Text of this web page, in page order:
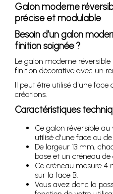
Galon moderne
précise et modulable
Besoin d’un galon
finition soignée ?
Le galon moderne
finition décorative avec un
Il peut être utilisé d'une face
créations.
Caractéristiques
Ce galon réversible
utilisé d'une face ou
De largeur 13 mm,
base et un créneau de
Ce créneau mesure
sur la face B.
Vous avez donc la